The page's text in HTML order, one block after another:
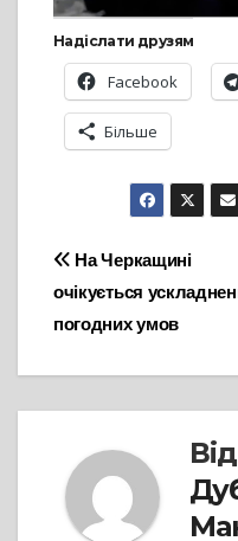
Надіслати друзям
Facebook
Більше
Навігація
записів
На Черкащині
очікується
погодних умов
Від